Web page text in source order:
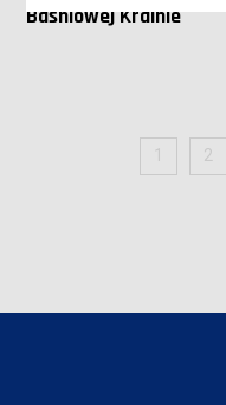
Baśniowej Krainie
1 2